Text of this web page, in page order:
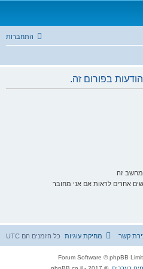
התחברות
בפורום זה.
זה
אחרים לראות אם אני מחובר
כל הזמנים הם UTC מחיקת עוגיות קשר